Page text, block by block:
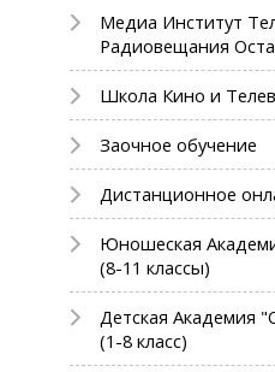
Медиа Институт
Радиовещания
Школа Кино и
Заочное обучение
Дистанционное
Юношеская
(8-11 классы)
Детская Академия
(1-8 класс)